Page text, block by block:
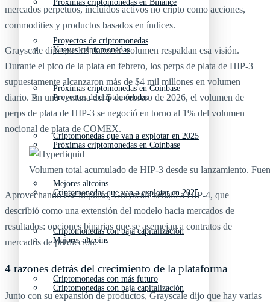
Proyectos de criptomonedas
Próximas criptomonedas en Coinbase
Criptomonedas que van a explotar en 2025
Mejores altcoins
Criptomonedas con baja capitalización
Criptomonedas con más futuro
Próximas criptomonedas en Binance
Nuevas criptomonedas
Proyectos de criptomonedas
Próximas criptomonedas en Coinbase
Criptomonedas que van a explotar en 2025
Mejores altcoins
Criptomonedas con baja capitalización
mercados perpetuos, incluidos activos no cripto como acciones,
commodities y productos basados en índices.
Grayscale dijo que los datos de volumen respaldan esa visión.
Durante el pico de la plata en febrero, los perps de plata de HIP-3
supuestamente alcanzaron más de $4 mil millones en volumen
diario. En una ventana del 5 de febrero de 2026, el volumen de
perps de plata de HIP-3 se negoció en torno al 1% del volumen
nocional de plata de COMEX.
Volumen total acumulado de HIP-3 desde su lanzamiento.
Aprovechando ese impulso, Grayscale señaló a HIP-4, que
describió como una extensión del modelo hacia mercados de
resultados: opciones binarias que se asemejan a contratos de
mercados de predicción.
4 razones detrás del crecimiento de la plataforma
Junto con su expansión de productos, Grayscale dijo que hay varias